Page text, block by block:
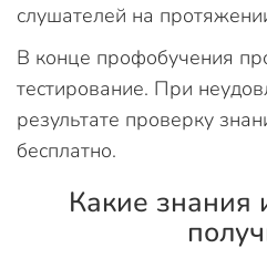
слушателей на
В конце профобучения
тестирование. При
результате проверку
бесплатно.
Какие знания